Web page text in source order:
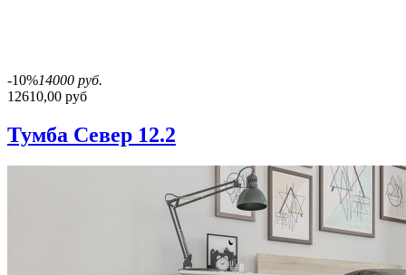
-10%14000 руб.
12610,00 руб
Тумба Север 12.2